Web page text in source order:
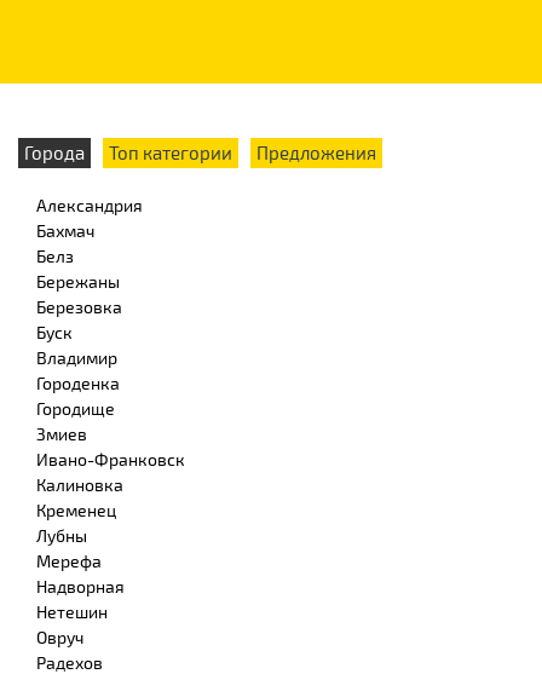
Города Топ категории Предложения
Александрия
Бахмач
Белз
Бережаны
Березовка
Буск
Владимир
Городенка
Городище
Змиев
Ивано-Франковск
Калиновка
Кременец
Лубны
Мерефа
Надворная
Нетешин
Овруч
Радехов